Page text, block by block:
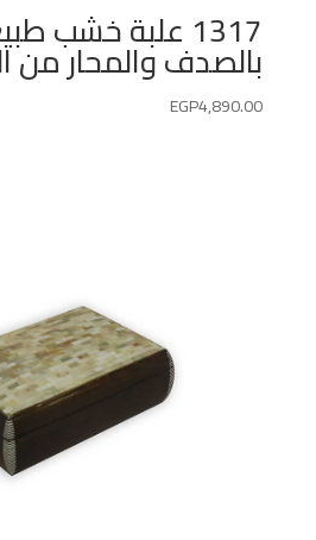
1317 علبة
بالصدف والمحار من
EGP4,890.00